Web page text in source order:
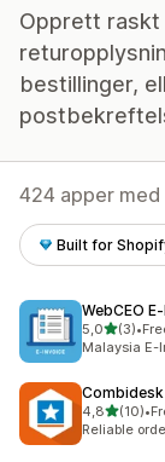
Opprett
bestillinger,
424 apper med
Built for
WebCEO
5,0av 5
(3)
Totalt 3 •
Malaysia E-
4,8av 5(10)
Totalt 10 •
Reliable